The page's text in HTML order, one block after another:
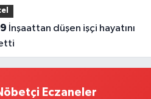
Eczaneler